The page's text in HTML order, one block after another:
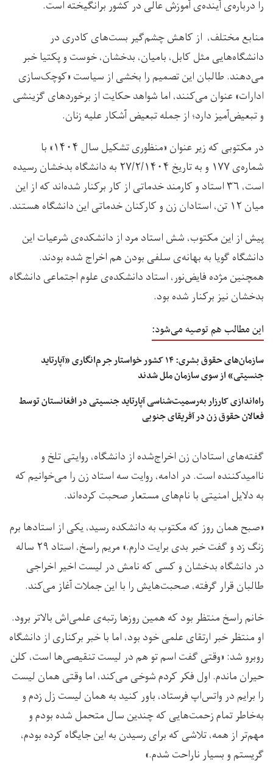
را درباره‌ی آینده‌ی آموزش عالی در کشور برانگیخته است.
منابع مختلف، از کاهش چشم‌گیر بست‌های کادری در
دانشگاه‌هایی مثل کابل، بامیان، بدخشان، خوست و پکتیا خبر
می‌دهند. طالبان این تصمیم را بخشی از سیاست «کوچک‌سازی
ادارات» عنوان می‌کنند، اما شواهد حکایت از برخوردهای گزینشی
و تبعیض‌آمیز دارد؛ از جمله تبعیض آشکار علیه زنان.
در مکتوبی که زیر عنوان «منظوری تشکیل سال ۱۴۰۴» با
شماره‌ی ۱۷۷ و به تاریخ ۲۷/۲/۱۴۰۴ به دانشگاه بدخشان رسیده
است، ۳۶ استاد و کارمند خدماتی از کار برکنار شده‌اند که از این
میان ۱۲ تن، استادان زن و کارکنان خدماتی این دانشگاه هستند.
پیش از این مکتوب، شش استاد مرد از دانشکده‌ی شرعیات این
دانشگاه گویا به بهانه‌ی سلفی بودن هم اخراج شده بودند.
همچنین مژده فایض‌نور، استاد دانشکده‌ی علوم اجتماعی دانشگاه
بدخشان نیز برکنار شده بود.
این مطالب هم توصیه می‌شود:
سازمان‌های حقوق بشری: ۱۴ کشور خواستار جرم‌انگاری «آپارتاید
جنسیتی» از سوی سازمان ملل شدند
راه‌اندازی کارزار به‌رسمیت‌شناسی آپارتاید جنسیتی در افغانستان توسط
فعالان حقوق زن در آفریقای جنوبی
گفته‌های استادان زن اخراج‌شده از دانشگاه، روایتی تلخ و
ناامیدکننده است. در ادامه، روایت سه استاد زن را می‌خوانیم که
به دلایل امنیتی با نام‌های مستعار صحبت کرده‌اند.
«صبح همان روز که مکتوب به دانشکده رسید، یکی از استادها برم
زنگ زد و گفت خبر بدی برایت دارم.» مریم راسخ، استاد ۲۹ ساله
در دانشگاه بدخشان و کسی که نامش در لیست اخیر اخراجی
طالبان قرار گرفته، صحبت‌هایش را با این جملات آغاز می‌کند.
خانم راسخ منتظر بود که همین روزها رتبه‌ی علمی‌اش بالاتر برود.
او منتظر خبر ارتقای علمی خود بود، اما با خبر برکناری از دانشگاه
روبرو شد: «وقتی گفت اسم تو هم در لیست تنقیصی‌ها است، کلن
حیران ماندم. اول فکر کردم شوخی می‌کند، اما وقتی همان لیست
را برایم در واتس‌اپ فرستاد، باور کنید به همان لیست زل زدم و
به‌خاطر تمام زحمت‌هایی که چندین سال متحمل شده بودم و
مهم‌تر از همه، تلاشی که برای رسیدن به این جایگاه کرده بودم،
گریستم و بسیار ناراحت شدم.»